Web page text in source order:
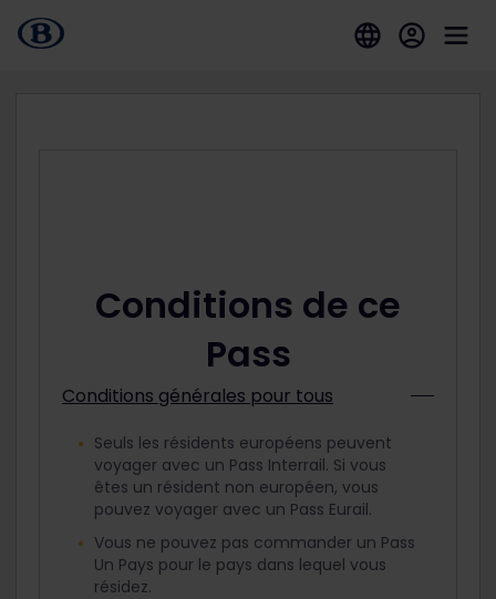
Conditions de ce
Pass
Conditions générales pour tous
Seuls les résidents européens peuvent
voyager avec un Pass Interrail. Si vous
êtes un résident non européen, vous
pouvez voyager avec un Pass Eurail.
Vous ne pouvez pas commander un Pass
Un Pays pour le pays dans lequel vous
résidez.